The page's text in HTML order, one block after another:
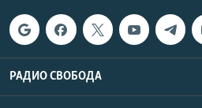
РАДИО СВОБОДА